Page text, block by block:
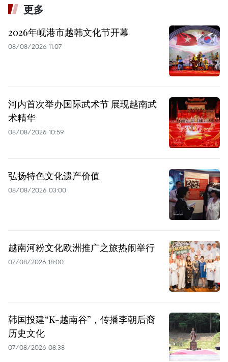
更多
2026年岘港市越韩文化节开幕
08/08/2026 11:07
河内首次举办国际武术节 展现越南武
术精华
08/08/2026 10:59
弘扬特色文化遗产价值
08/08/2026 03:00
越南河粉文化欧洲推广之旅热闹举行
07/08/2026 18:00
韩国投建“K-越南谷”，传播李朝后裔
历史文化
07/08/2026 08:38